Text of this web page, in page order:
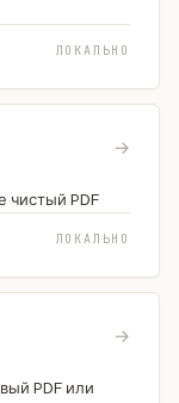
ЛОКАЛЬНО
→
чистый PDF
ЛОКАЛЬНО
→
PDF или